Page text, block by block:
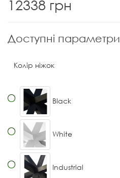
12338 грн
Доступні параметри
Колір ніжок
Black
White
Industrial